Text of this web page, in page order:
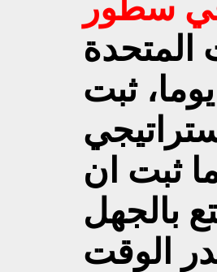
المتحدة
ثبت
ثبت ان
بالجهل